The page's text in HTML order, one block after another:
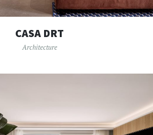
CASA DRT
Architecture